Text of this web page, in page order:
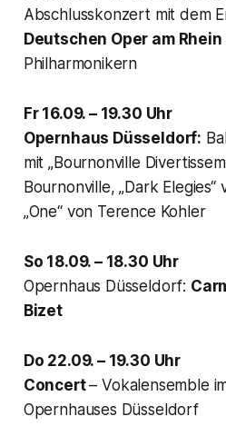
Abschlusskonzert mit dem
Deutschen Oper am Rhein
Philharmonikern
Fr 16.09. – 19.30 Uhr
Opernhaus Düsseldorf:
mit „Bournonville
Bournonville, „Dark
„One“ von Terence Kohler
So 18.09. – 18.30 Uhr
Opernhaus Düsseldorf:
Bizet
Do 22.09. – 19.30 Uhr
Concert– Vokalensemble
Opernhauses Düsseldorf